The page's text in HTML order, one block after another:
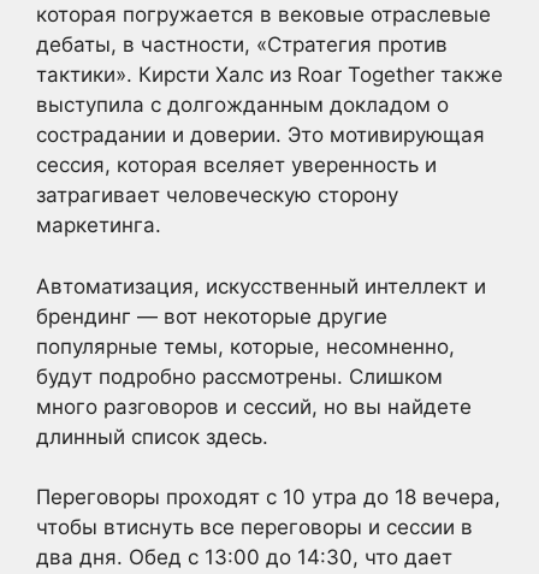
которая погружается в вековые отраслевые
дебаты, в частности, «Стратегия против
тактики». Кирсти Халс из Roar Together также
выступила с долгожданным докладом о
сострадании и доверии. Это мотивирующая
сессия, которая вселяет уверенность и
затрагивает человеческую сторону
маркетинга.
Автоматизация, искусственный интеллект и
брендинг — вот некоторые другие
популярные темы, которые, несомненно,
будут подробно рассмотрены. Слишком
много разговоров и сессий, но вы найдете
длинный список здесь.
Переговоры проходят с 10 утра до 18 вечера,
чтобы втиснуть все переговоры и сессии в
два дня. Обед с 13:00 до 14:30, что дает